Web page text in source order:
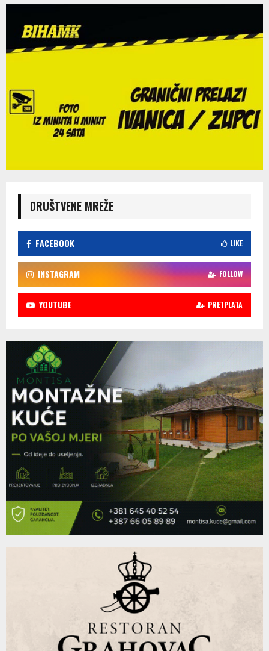
DRUŠTVENE MREŽE
FACEBOOK LIKE
INSTAGRAM FOLLOW
YOUTUBE PRETPLATA